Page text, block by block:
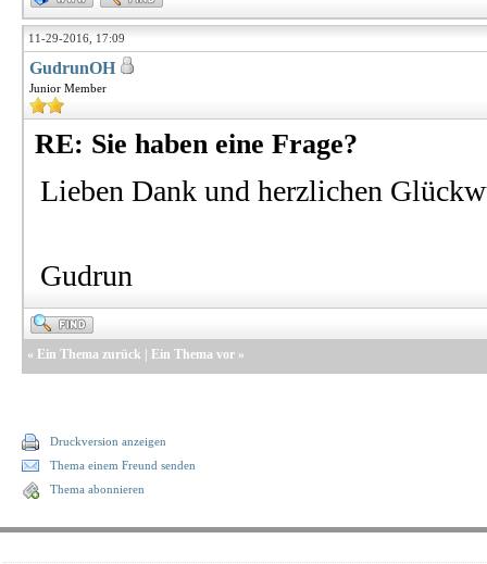
11-29-2016, 17:09
GudrunOH
Junior Member
RE: Sie haben eine Frage?
Lieben Dank und herzlichen
Gudrun
« Ein Thema zurück Ein Thema vor »
Druckversion anzeigen
Thema einem Freund senden
Thema abonnieren